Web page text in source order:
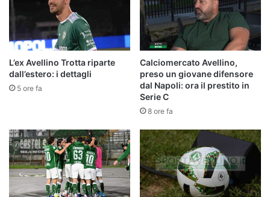
L’ex Avellino Trotta riparte
dall’estero: i dettagli
5 ore fa
Calciomercato Avellino,
preso un giovane difensore
dal Napoli: ora il prestito in
Serie C
8 ore fa